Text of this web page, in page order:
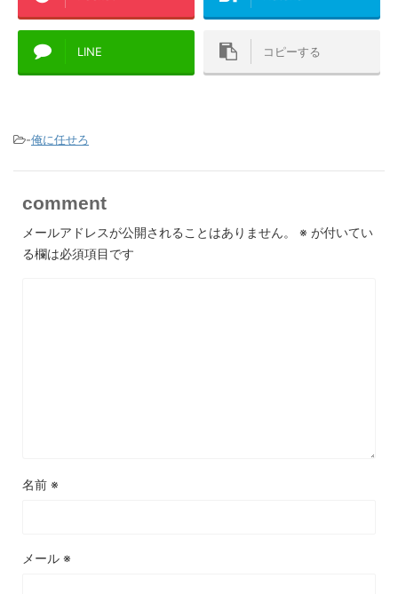
LINE コピーする
-俺に任せろ
comment
メールアドレスが公開されることはありません。 ※ が付いてい
る欄は必須項目です
名前 ※
メール ※